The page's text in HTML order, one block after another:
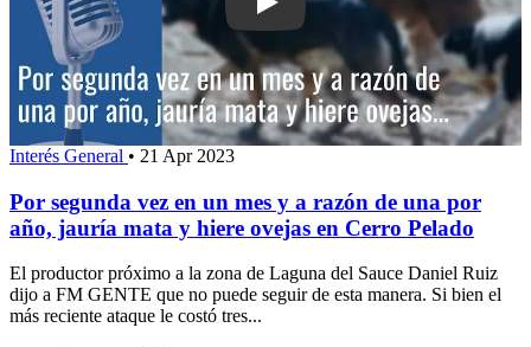
Play: Por segunda vez en un mes y a
Interés General • 21 Apr 2023
Por segunda vez en un mes y a razón de una por
año, jauría mata y hiere ovejas en Cerro Pelado
El productor próximo a la zona de Laguna del Sauce Daniel Ruiz
dijo a FM GENTE que no puede seguir de esta manera. Si bien el
más reciente ataque le costó tres...